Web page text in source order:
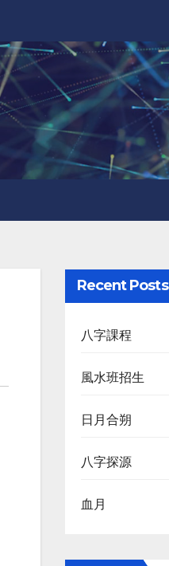
Recent Posts
八字課程
風水班招生
日月合朔
八字探源
血月